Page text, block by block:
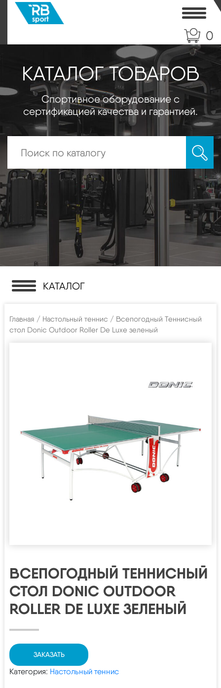
0
КАТАЛОГ ТОВАРОВ
Спортивное оборудование с
сертификацией качества и гарантией.
КАТАЛОГ
Главная / Настольный теннис / Всепогодный Теннисный
стол Donic Outdoor Roller De Luxe зеленый
ВСЕПОГОДНЫЙ ТЕННИСНЫЙ
СТОЛ DONIC OUTDOOR
ROLLER DE LUXE ЗЕЛЕНЫЙ
ЗАКАЗАТЬ
Категория: Настольный теннис